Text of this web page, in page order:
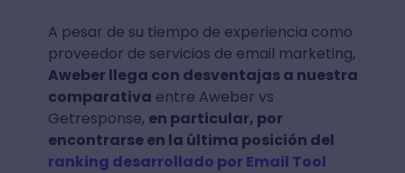
A pesar de su tiempo de experiencia como
proveedor de servicios de email marketing,
Aweber llega con desventajas a nuestra
comparativa entre Aweber vs
Getresponse, en particular, por
encontrarse en la última posición del
ranking desarrollado por Email Tool